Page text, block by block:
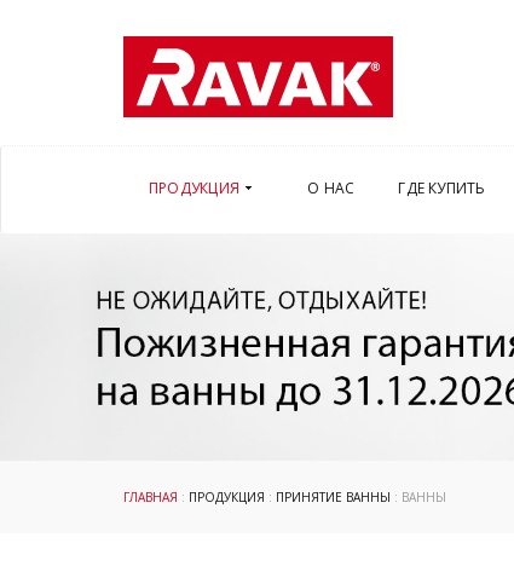
ПРОДУКЦИЯ О НАС ГДЕ КУПИТЬ
ГЛАВНАЯ : ПРОДУКЦИЯ : ПРИНЯТИЕ ВАННЫ : ВАННЫ